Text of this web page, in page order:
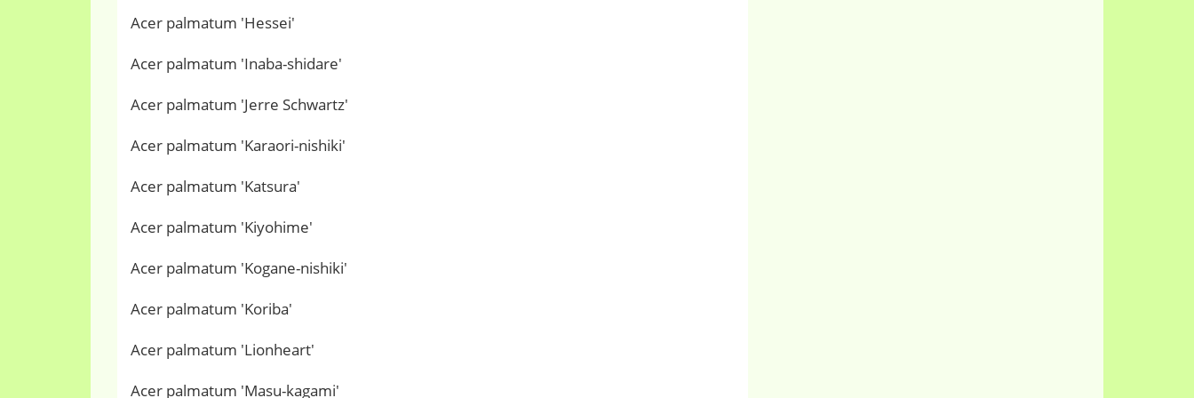
Acer palmatum 'Hessei'
Acer palmatum 'Inaba-shidare'
Acer palmatum 'Jerre Schwartz'
Acer palmatum 'Karaori-nishiki'
Acer palmatum 'Katsura'
Acer palmatum 'Kiyohime'
Acer palmatum 'Kogane-nishiki'
Acer palmatum 'Koriba'
Acer palmatum 'Lionheart'
Acer palmatum 'Masu-kagami'